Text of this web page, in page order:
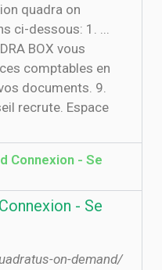
quadra on
ci-dessous: 1. ...
BOX vous
comptables en
documents. 9.
recrute. Espace
Connexion - Se
- Se
on-demand/